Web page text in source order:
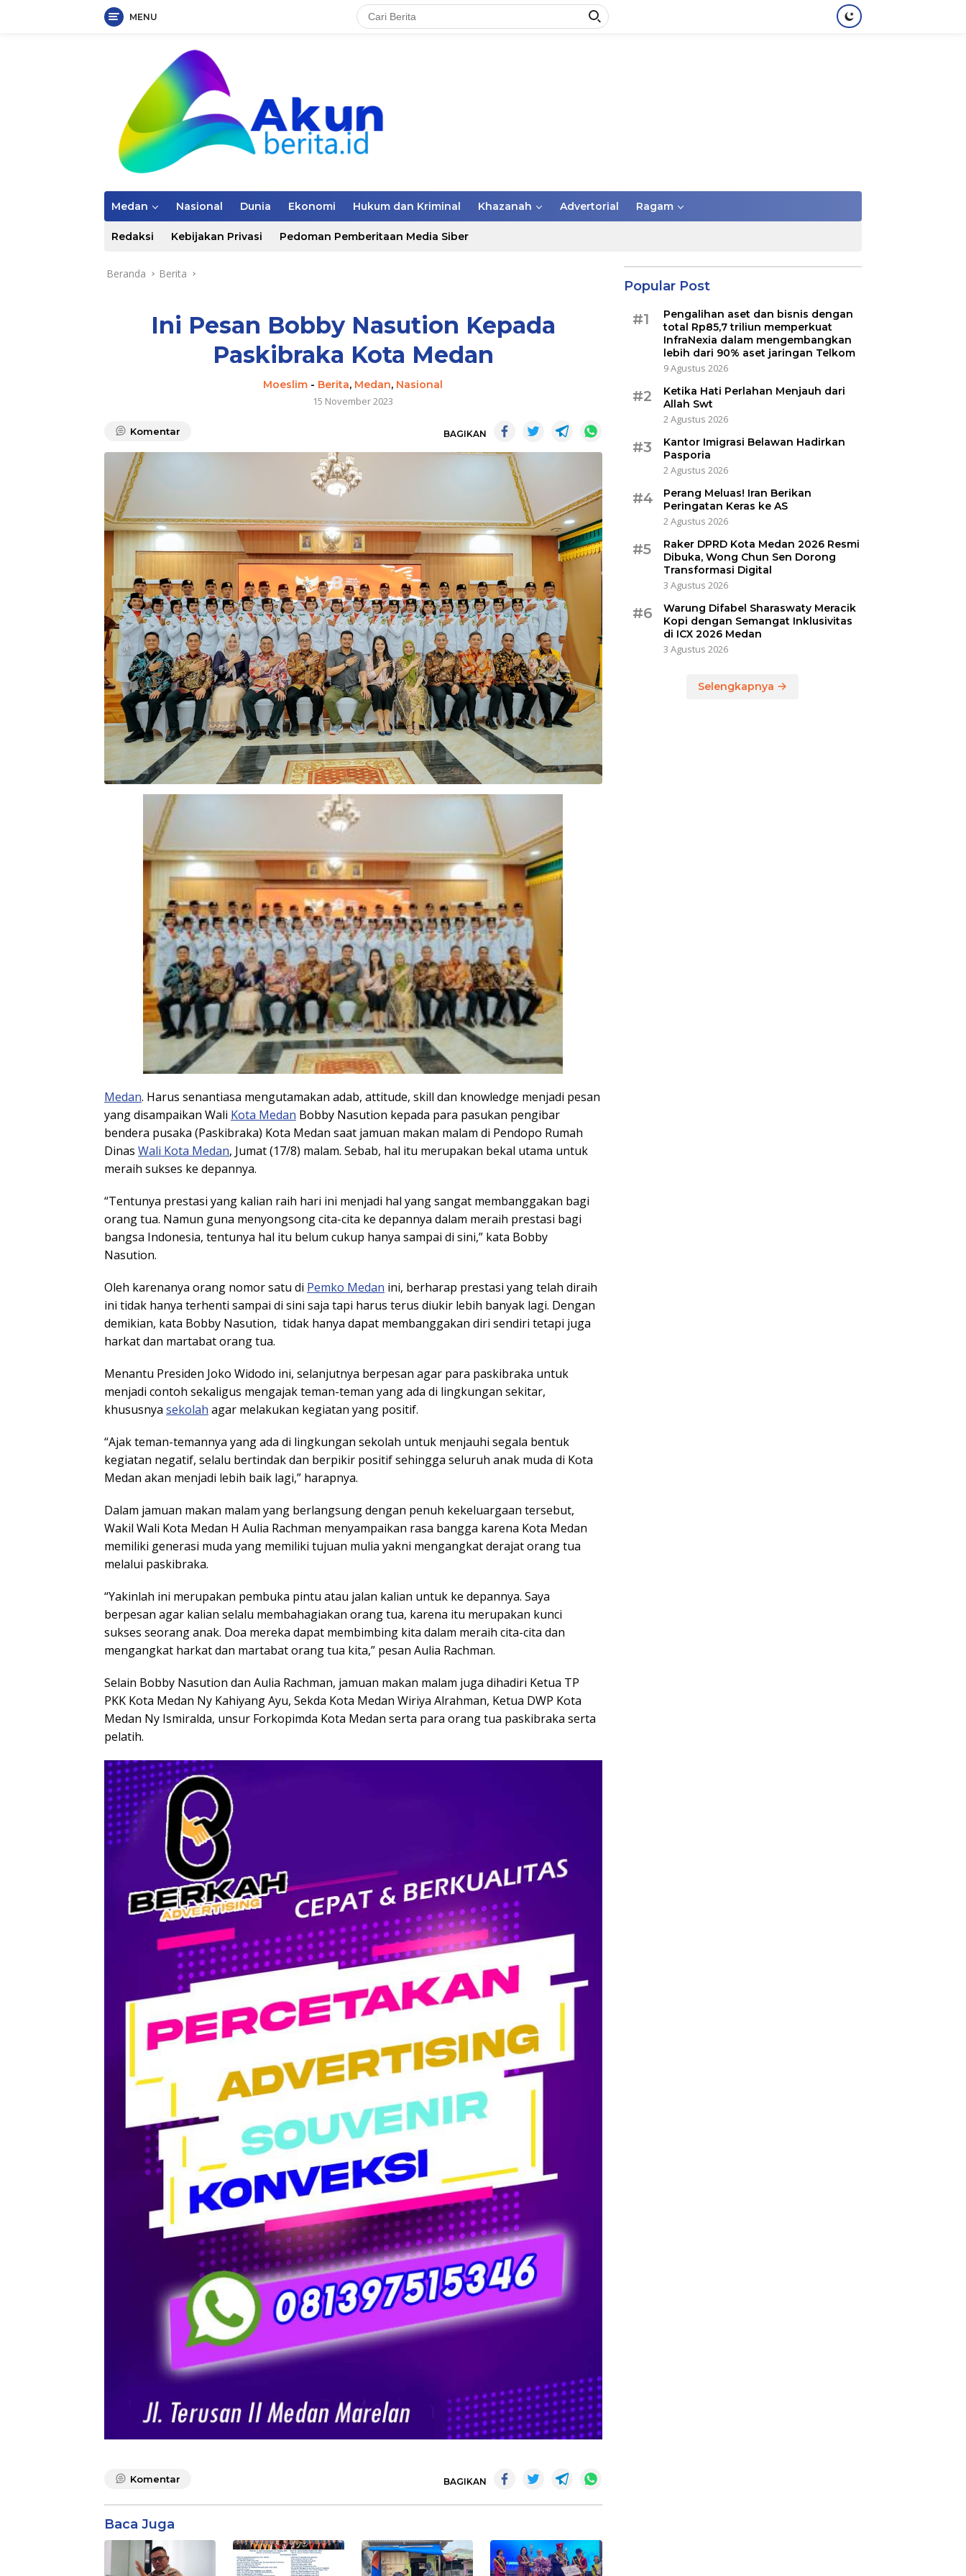
MENU
Medan Nasional Dunia Ekonomi Hukum dan Kriminal Khazanah Advertorial Ragam
Redaksi Kebijakan Privasi Pedoman Pemberitaan Media Siber
Beranda Berita
Ini Pesan Bobby Nasution Kepada
Paskibraka Kota Medan
Moeslim - Berita, Medan, Nasional
15 November 2023
Komentar BAGIKAN
Medan. Harus senantiasa mengutamakan adab, attitude, skill dan knowledge menjadi pesan
yang disampaikan Wali Kota Medan Bobby Nasution kepada para pasukan pengibar
bendera pusaka (Paskibraka) Kota Medan saat jamuan makan malam di Pendopo Rumah
Dinas Wali Kota Medan, Jumat (17/8) malam. Sebab, hal itu merupakan bekal utama untuk
meraih sukses ke depannya.
“Tentunya prestasi yang kalian raih hari ini menjadi hal yang sangat membanggakan bagi
orang tua. Namun guna menyongsong cita-cita ke depannya dalam meraih prestasi bagi
bangsa Indonesia, tentunya hal itu belum cukup hanya sampai di sini,” kata Bobby
Nasution.
Oleh karenanya orang nomor satu di Pemko Medan ini, berharap prestasi yang telah diraih
ini tidak hanya terhenti sampai di sini saja tapi harus terus diukir lebih banyak lagi. Dengan
demikian, kata Bobby Nasution, tidak hanya dapat membanggakan diri sendiri tetapi juga
harkat dan martabat orang tua.
Menantu Presiden Joko Widodo ini, selanjutnya berpesan agar para paskibraka untuk
menjadi contoh sekaligus mengajak teman-teman yang ada di lingkungan sekitar,
khususnya sekolah agar melakukan kegiatan yang positif.
“Ajak teman-temannya yang ada di lingkungan sekolah untuk menjauhi segala bentuk
kegiatan negatif, selalu bertindak dan berpikir positif sehingga seluruh anak muda di Kota
Medan akan menjadi lebih baik lagi,” harapnya.
Dalam jamuan makan malam yang berlangsung dengan penuh kekeluargaan tersebut,
Wakil Wali Kota Medan H Aulia Rachman menyampaikan rasa bangga karena Kota Medan
memiliki generasi muda yang memiliki tujuan mulia yakni mengangkat derajat orang tua
melalui paskibraka.
“Yakinlah ini merupakan pembuka pintu atau jalan kalian untuk ke depannya. Saya
berpesan agar kalian selalu membahagiakan orang tua, karena itu merupakan kunci
sukses seorang anak. Doa mereka dapat membimbing kita dalam meraih cita-cita dan
mengangkat harkat dan martabat orang tua kita,” pesan Aulia Rachman.
Selain Bobby Nasution dan Aulia Rachman, jamuan makan malam juga dihadiri Ketua TP
PKK Kota Medan Ny Kahiyang Ayu, Sekda Kota Medan Wiriya Alrahman, Ketua DWP Kota
Medan Ny Ismiralda, unsur Forkopimda Kota Medan serta para orang tua paskibraka serta
pelatih.
Komentar BAGIKAN
Baca Juga
Popular Post
#1
Pengalihan aset dan bisnis dengan
total Rp85,7 triliun memperkuat
InfraNexia dalam mengembangkan
lebih dari 90% aset jaringan Telkom
9 Agustus 2026
#2
Ketika Hati Perlahan Menjauh dari
Allah Swt
2 Agustus 2026
#3
Kantor Imigrasi Belawan Hadirkan
Pasporia
2 Agustus 2026
#4
Perang Meluas! Iran Berikan
Peringatan Keras ke AS
2 Agustus 2026
#5
Raker DPRD Kota Medan 2026 Resmi
Dibuka, Wong Chun Sen Dorong
Transformasi Digital
3 Agustus 2026
#6
Warung Difabel Sharaswaty Meracik
Kopi dengan Semangat Inklusivitas
di ICX 2026 Medan
3 Agustus 2026
Selengkapnya